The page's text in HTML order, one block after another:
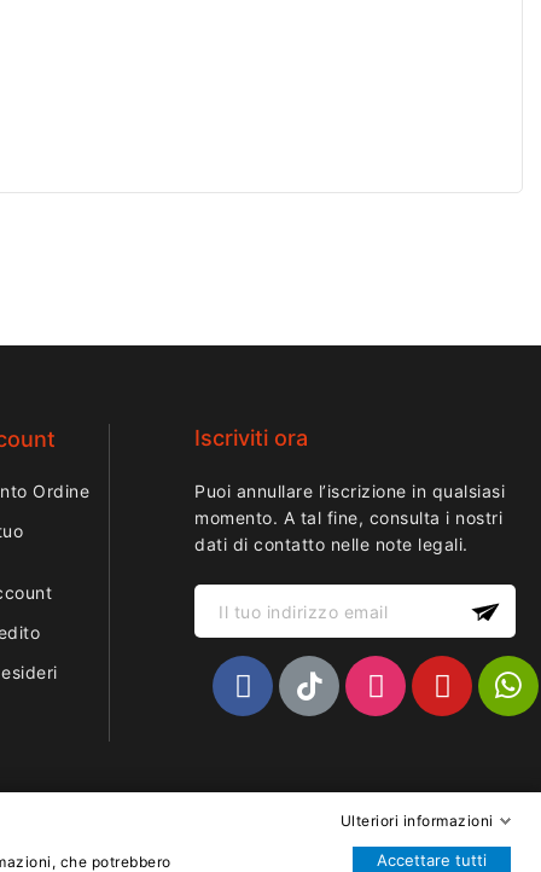
Ordine
Iscriviti ora
Puoi annullare l’iscrizione in qualsiasi
momento. A tal fine, consulta i nostri
dati di contatto nelle note legali.
che potrebbero
Ulteriori informazioni
Accettare tutti